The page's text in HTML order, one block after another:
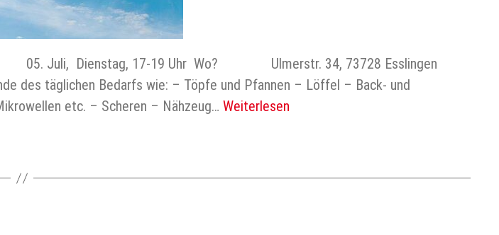
Juli, Dienstag, 17-19 Uhr Wo? Ulmerstr. 34, 73728 Esslingen
täglichen Bedarfs wie: – Töpfe und Pfannen – Löffel – Back- und
etc. – Scheren – Nähzeug… Weiterlesen